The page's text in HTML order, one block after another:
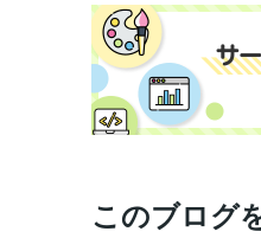
このブログ